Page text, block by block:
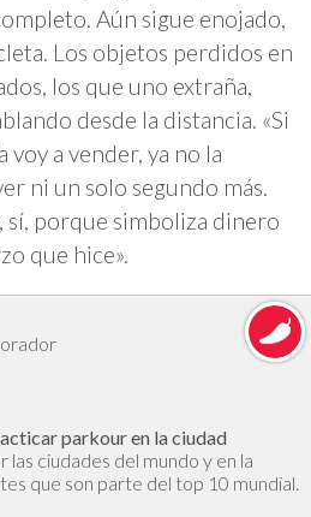
Aún sigue enojado,
Los objetos perdidos en
los que uno extraña,
desde la distancia. «Si
voy a vender, ya no la
ni un solo segundo más.
sí, porque simboliza dinero
que hice».
parkour en la ciudad
las ciudades del mundo y en la
que son parte del top 10 mundial.